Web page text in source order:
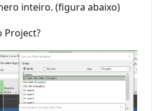
inteiro. (figura abaixo)
Project?